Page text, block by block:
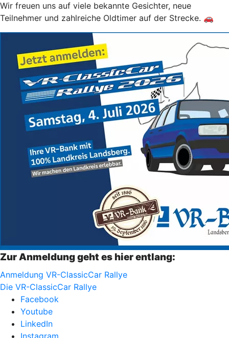
Wir freuen uns auf viele bekannte Gesichter, neue
Teilnehmer und zahlreiche Oldtimer auf der Strecke. 🚗
Zur Anmeldung geht es hier entlang:
Anmeldung VR-ClassicCar Rallye
Die VR-ClassicCar Rallye
Facebook
Youtube
LinkedIn
Instagram